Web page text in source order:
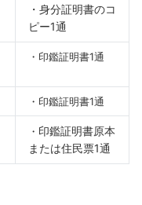
・身分証明書のコ
ピー1通
・印鑑証明書1通
・印鑑証明書1通
・ 印鑑証明書原本
または住民票1通